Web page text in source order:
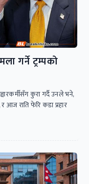
गर्ने ट्रम्पको
कुरा गर्दै उनले भने,
आज राति फेरि कडा प्रहार